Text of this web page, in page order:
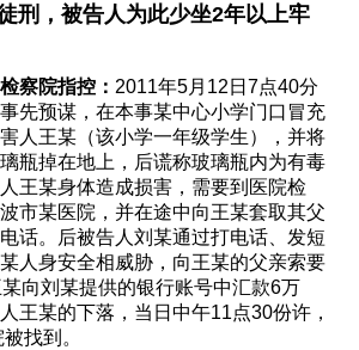
，被告人为此少坐2年以上牢
察院指控： 2011年5月12日7点40分
先预谋，在本事某中心小学门口冒充
人王某（该小学一年级学生），并将
瓶掉在地上，后谎称玻璃瓶内为有毒
王某身体造成损害，需要到医院检
市某医院，并在途中向王某套取其父
话。后被告人刘某通过打电话、发短
人身安全相威胁，向王某的父亲索要
向刘某提供的银行账号中汇款6万
王某的下落，当日中午11点30份许，
找到。